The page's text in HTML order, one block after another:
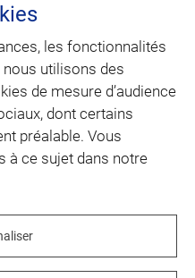
marque dédiée au
à la maintenance
d’activité
VINCI Energies.
les fonctionnalités
nous utilisons des
de mesure d’audience
dont certains
préalable. Vous
à ce sujet dans notre